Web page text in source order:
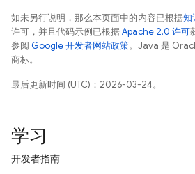
如未另行说明，那么本页面中的内容已根据知
许可，并且代码示例已根据Apache 2.0 许可
参阅 Google 开发者网站政策。Java 是
商标。
最后更新时间 (UTC)：2026-03-24。
学习
开发者指南